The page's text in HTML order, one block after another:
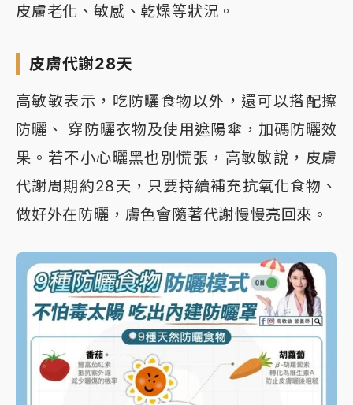
皮膚老化、敏感、乾燥等狀況。
皮膚代謝28天
高敏敏表示，吃防曬食物以外，還可以搭配擦
防曬、 穿防曬衣物及使用遮陽傘，加碼防曬效
果。若不小心曬黑也別慌張，高敏敏說，皮膚
代謝周期約28天，只要持續補充抗氧化食物、
做好外在防曬，膚色會隨著代謝慢慢亮回來。